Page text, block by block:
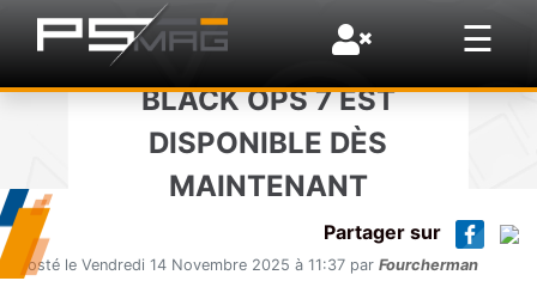
☰
×
L'ESSENTIEL
SORTIES
CALL OF DUTY:
BLACK OPS 7 EST
DISPONIBLE DÈS
MAINTENANT
Partager sur
Posté le Vendredi 14 Novembre 2025 à 11:37 par Fourcherman